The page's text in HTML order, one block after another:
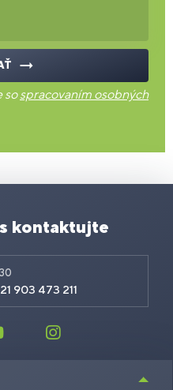
sospracovaním osobných
kontaktujte
903 473 211